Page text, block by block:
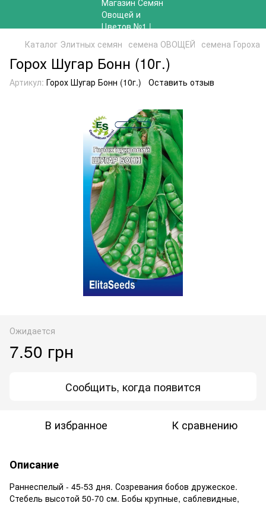
Каталог Элитных семян семена ОВОЩЕЙ семена Гороха
Горох Шугар Бонн (10г.)
Артикул: Горох Шугар Бонн (10г.) Оставить отзыв
Ожидается
7.50 грн
Сообщить, когда появится
В избранное К сравнению
Описание
Раннеспелый - 45-53 дня. Созревания бобов дружеское.
Стебель высотой 50-70 см. Бобы крупные, саблевидные,